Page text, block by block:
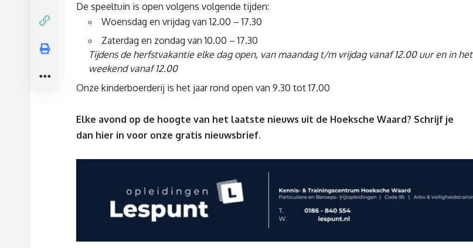
De speeltuin is open volgens volgende tijden:
Woensdag en vrijdag van 12.00 – 17.30
Zaterdag en zondag van 10.00 – 17.30
Tijdens de herfstvakantie elke dag open, van maandag t/m vrijdag vanaf 12.00 uur en in het
weekend vanaf 12.00
Onze kinderboerderij is het jaar rond open van 9.30 tot 17.00
Elke avond op de hoogte van het laatste nieuws uit de Hoeksche Waard? Schrijf je
dan hier in voor onze gratis nieuwsbrief.